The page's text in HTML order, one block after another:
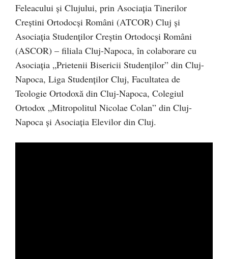
Feleacului şi Clujului, prin Asociaţia Tinerilor
Creştini Ortodocşi Români (ATCOR) Cluj și
Asociaţia Studenţilor Creştin Ortodocşi Români
(ASCOR) – filiala Cluj-Napoca, în colaborare cu
Asociația „Prietenii Bisericii Studenților” din Cluj-
Napoca, Liga Studenților Cluj, Facultatea de
Teologie Ortodoxă din Cluj-Napoca, Colegiul
Ortodox „Mitropolitul Nicolae Colan” din Cluj-
Napoca şi Asociația Elevilor din Cluj.